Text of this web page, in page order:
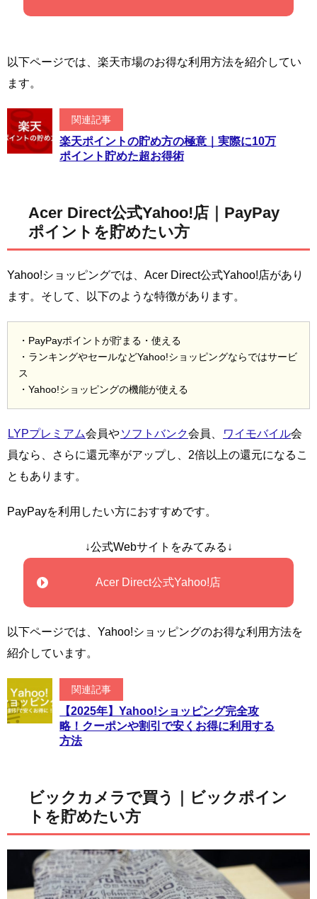
以下ページでは、楽天市場のお得な利用方法を紹介してい
ます。
関連記事
楽天ポイントの貯め方の極意｜実際に10万
ポイント貯めた超お得術
Acer Direct公式Yahoo!店｜PayPay
ポイントを貯めたい方
Yahoo!ショッピングでは、Acer Direct公式Yahoo!店があり
ます。そして、以下のような特徴があります。
・PayPayポイントが貯まる・使える
・ランキングやセールなどYahoo!ショッピングならではサービ
ス
・Yahoo!ショッピングの機能が使える
LYPプレミアム会員やソフトバンク会員、 ワイモバイル会
員なら、さらに還元率がアップし、2倍以上の還元になるこ
ともあります。
PayPayを利用したい方におすすめです。
↓公式Webサイトをみてみる↓
Acer Direct公式Yahoo!店
以下ページでは、Yahoo!ショッピングのお得な利用方法を
紹介しています。
関連記事
【2025年】Yahoo!ショッピング完全攻
略！クーポンや割引で安くお得に利用する
方法
ビックカメラで買う｜ビックポイン
トを貯めたい方